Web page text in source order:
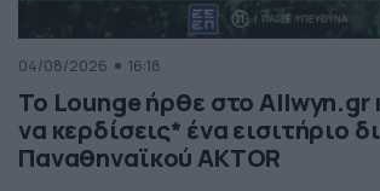
04/08/2026 16:18
Το Lounge ήρθε στο Allwyn.gr
να κερδίσεις* ένα εισιτήριο
Παναθηναϊκού AKTOR